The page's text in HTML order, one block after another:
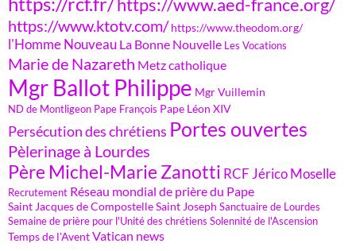
https://www.aed-france.org/
https://www.ktotv.com/ https://www.theodom.org/
l'Homme Nouveau La Bonne Nouvelle Les Vocations
Marie de Nazareth Metz catholique
Mgr Ballot Philippe Mgr Vuillemin
ND de Montligeon Pape François Pape Léon XIV
Persécution des chrétiens Portes ouvertes
Pèlerinage à Lourdes
Père Michel-Marie Zanotti RCF Jérico Moselle
Recrutement Réseau mondial de prière du Pape
Saint Jacques de CompostelleSaint Joseph Sanctuaire de Lourdes
Semaine de prière pour l'Unité des chrétiens Solennité de l'Ascension
Temps de l'AventVatican news